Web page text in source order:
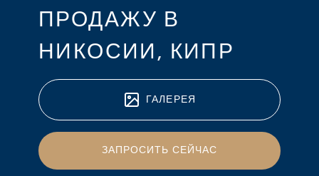
ПРОДАЖУ В
НИКОСИИ, КИПР
ГАЛЕРЕЯ
ЗАПРОСИТЬ СЕЙЧАС